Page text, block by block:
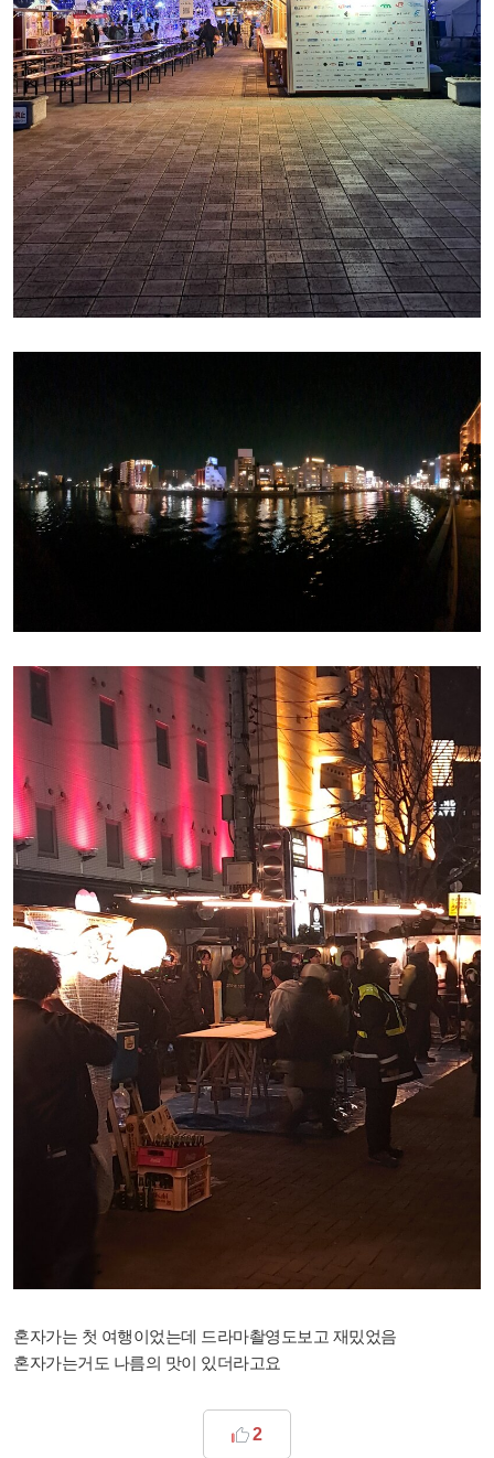
혼자가는 첫 여행이었는데 드라마촬영도보고 재밌었음
혼자가는거도 나름의 맛이 있더라고요
2